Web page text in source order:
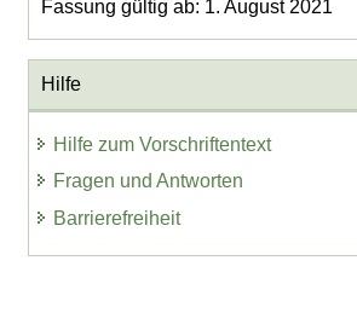
Fassung gültig ab: 1. August 2021
Hilfe
Hilfe zum Vorschriftentext
Fragen und Antworten
Barrierefreiheit